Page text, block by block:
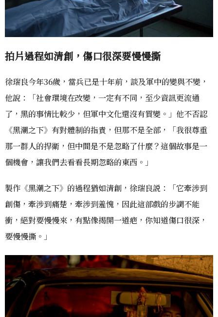
拍片過程如清創，傷口很深要慢慢撕
徐瑞良今年36歲，當兵已是十年前，談及軍中的變與不變，
他說：「社會環境在改變，一定有不同，至少資訊更流通
了，黑的事情比較少，但軍中文化還沒有質變。」他不否認
《黑潮之下》有對體制的指責，但那不是全部，「我很尊重
那一群人的捍衛，但中間是不是忽略了什麼？這個故事是一
個機會，讓我們去看看長期忽略的東西。」
製作《黑潮之下》的過程猶如清創，徐瑞良説：「它牽涉到
創傷，牽涉到痛楚，牽涉到羞愧，因此這部戲的步調不能
衝，絕對要慢慢來，有點像揭開一道疤，你知道傷口很深，
要慢慢撕。」